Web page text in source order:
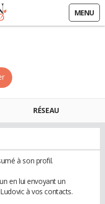
MENU
RÉSEAU
à son profil.
en lui envoyant un
à vos contacts.